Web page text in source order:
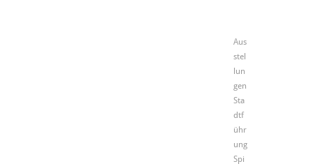
Aus
stel
lun
gen
Sta
dtf
ühr
ung
Spi